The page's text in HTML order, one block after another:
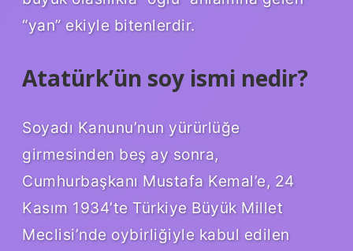
“yan” ekiyle bitenlerdir.
Atatürk’ün soy ismi nedir?
Soyadı Kanunu’nun yürürlüğe
girmesinden beş ay sonra,
Cumhurbaşkanı Mustafa Kemal’e, 24
Kasım 1934’te Türkiye Büyük Millet
Meclisi’nde oybirliğiyle kabul edilen